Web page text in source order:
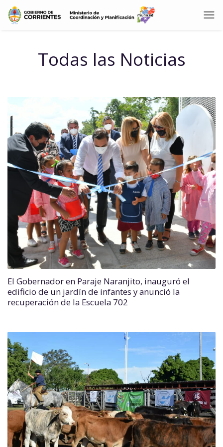
Todas las Noticias
El Gobernador en Paraje Naranjito, inauguró el
edificio de un jardín de infantes y anunció la
recuperación de la Escuela 702